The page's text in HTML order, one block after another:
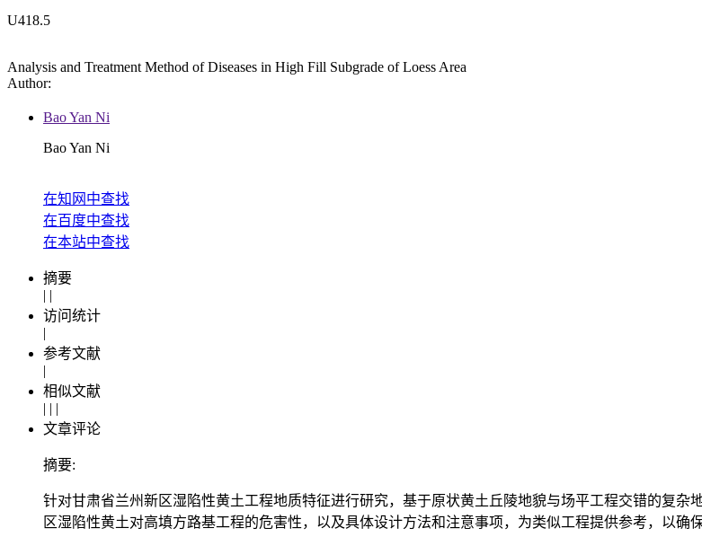
U418.5
Analysis and Treatment Method of Diseases in High Fill Subgrade of Loess Area
Author:
Bao Yan Ni
Bao Yan Ni
在知网中查找
在百度中查找
在本站中查找
摘要
| |
访问统计
|
参考文献
|
相似文献
| | |
文章评论
摘要:
针对甘肃省兰州新区湿陷性黄土工程地质特征进行研究，基于原状黄土丘陵地貌与场平工程交错的复
区湿陷性黄土对高填方路基工程的危害性，以及具体设计方法和注意事项，为类似工程提供参考，以确